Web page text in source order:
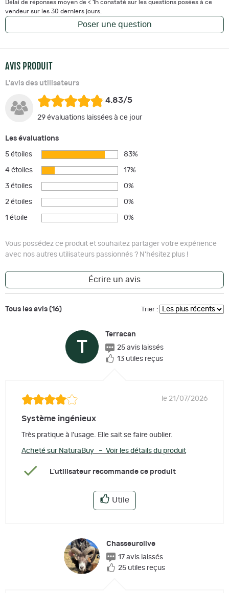
Délai de réponses moyen de < 1h constaté sur les questions posées à ce
vendeur sur les 30 derniers jours.
Poser une question
AVIS PRODUIT
L'avis des utilisateurs
4.83/5
29 évaluations laissées à ce jour
Les évaluations
5 étoiles 83%
4 étoiles 17%
3 étoiles 0%
2 étoiles 0%
1 étoile 0%
Vous possédez ce produit et souhaitez partager votre expérience
avec nos autres utilisateurs passionnés ? N'hésitez plus !
Écrire un avis
Tous les avis (16) Trier :
T
Terracan
25 avis laissés
13 utiles reçus
le 21/07/2026
Système ingénieux
Très pratique à l’usage. Elle sait se faire oublier.
Acheté sur NaturaBuy – Voir les détails du produit
L'utilisateur recommande ce produit
Utile
Chasseurolive
17 avis laissés
25 utiles reçus